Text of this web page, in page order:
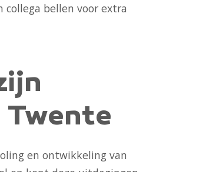
collega bellen voor extra
Twente
en ontwikkeling van